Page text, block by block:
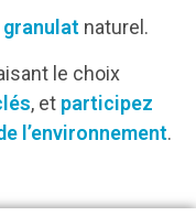
naturel.
le choix
, et participez
l’environnement.